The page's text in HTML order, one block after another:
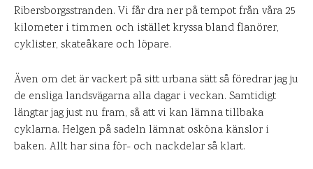
Ribersborgsstranden. Vi får dra ner på tempot från våra 25
kilometer i timmen och istället kryssa bland flanörer,
cyklister, skateåkare och löpare.
Även om det är vackert på sitt urbana sätt så föredrar jag ju
de ensliga landsvägarna alla dagar i veckan. Samtidigt
längtar jag just nu fram, så att vi kan lämna tillbaka
cyklarna. Helgen på sadeln lämnat osköna känslor i
baken. Allt har sina för- och nackdelar så klart.